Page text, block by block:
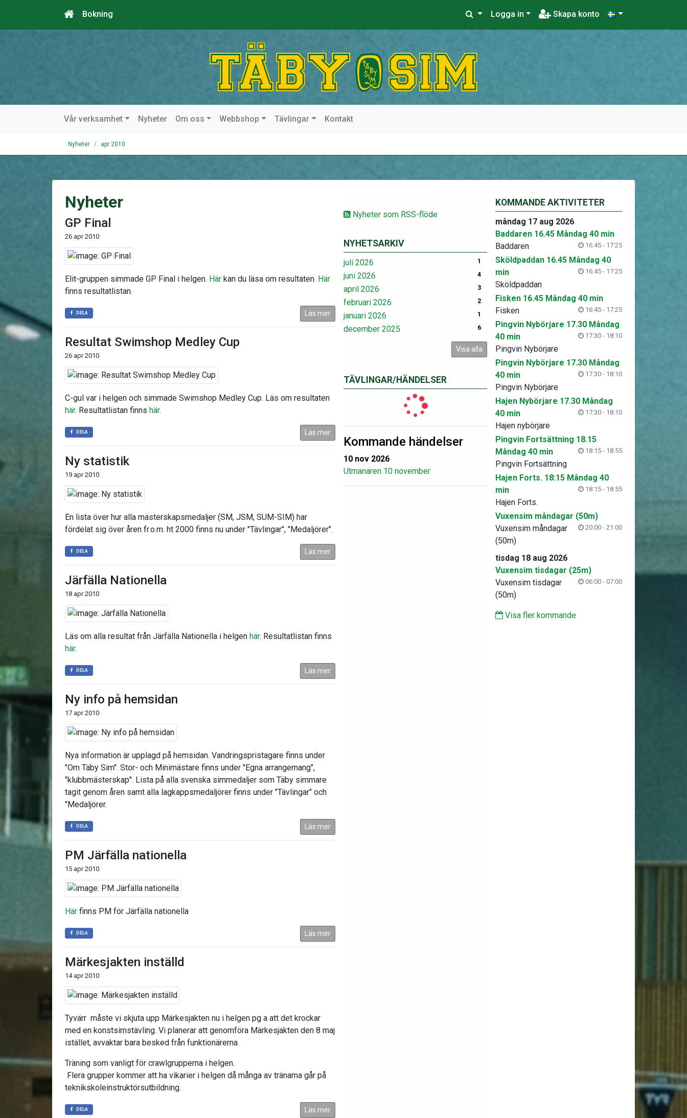
Bokning Logga in Skapa konto
Vår verksamhet Nyheter Om oss Webbshop Tävlingar Kontakt
Nyheter apr 2010
Nyheter som RSS-flöde
NYHETSARKIV
juli 2026 1
juni 2026 4
april 2026 3
februari 2026 2
januari 2026 1
december 2025 6
Visa alla
TÄVLINGAR/HÄNDELSER
Kommande händelser
10 nov 2026
Utmanaren 10 november
Nyheter
GP Final
26 apr 2010
Elit-gruppen simmade GP Final i helgen. Här kan du läsa om resultaten. Här
finns resultatlistan.
DELA Läs mer
Resultat Swimshop Medley Cup
26 apr 2010
C-gul var i helgen och simmade Swimshop Medley Cup. Läs om resultaten
här. Resultatlistan finns här.
DELA Läs mer
Ny statistik
19 apr 2010
En lista över hur alla mästerskapsmedaljer (SM, JSM, SUM-SIM) har
fördelat sig över åren fr.o.m. ht 2000 finns nu under "Tävlingar", "Medaljörer".
DELA Läs mer
Järfälla Nationella
18 apr 2010
Läs om alla resultat från Järfälla Nationella i helgen här. Resultatlistan finns
här.
DELA Läs mer
Ny info på hemsidan
17 apr 2010
Nya information är upplagd på hemsidan. Vandringspristagare finns under
"Om Täby Sim". Stor- och Minimästare finns under "Egna arrangemang",
"klubbmästerskap". Lista på alla svenska simmedaljer som Täby simmare
tagit genom åren samt alla lagkappsmedaljörer finns under "Tävlingar" och
"Medaljörer.
DELA Läs mer
PM Järfälla nationella
15 apr 2010
Här finns PM för Järfälla nationella
DELA Läs mer
Märkesjakten inställd
14 apr 2010
Tyvärr måste vi skjuta upp Märkesjakten nu i helgen pg a att det krockar
med en konstsimstävling. Vi planerar att genomföra Märkesjakten den 8 maj
istället, avvaktar bara besked från funktionärerna.
Träning som vanligt för crawlgrupperna i helgen.
Flera grupper kommer att ha vikarier i helgen då många av tränarna går på
teknikskoleinstruktörsutbildning.
DELA Läs mer
KOMMANDE AKTIVITETER
måndag 17 aug 2026
Baddaren 16.45 Måndag 40 min
16:45 - 17:25
Baddaren
Sköldpaddan 16.45 Måndag 40
min
16:45 - 17:25
Sköldpaddan
Fisken 16.45 Måndag 40 min
16:45 - 17:25
Fisken
Pingvin Nybörjare 17.30 Måndag
40 min
17:30 - 18:10
Pingvin Nybörjare
Pingvin Nybörjare 17.30 Måndag
40 min
17:30 - 18:10
Pingvin Nybörjare
Hajen Nybörjare 17.30 Måndag
40 min
17:30 - 18:10
Hajen nybörjare
Pingvin Fortsättning 18.15
Måndag 40 min
18:15 - 18:55
Pingvin Fortsättning
Hajen Forts. 18:15 Måndag 40
min
18:15 - 18:55
Hajen Forts.
Vuxensim måndagar (50m)
20:00 - 21:00
Vuxensim måndagar
(50m)
tisdag 18 aug 2026
Vuxensim tisdagar (25m)
06:00 - 07:00
Vuxensim tisdagar
(50m)
Visa fler kommande